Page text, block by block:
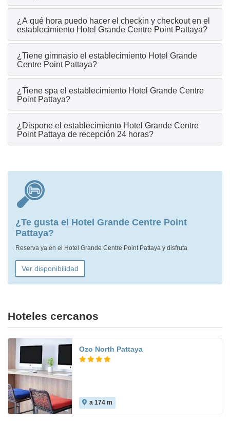
¿A qué hora puedo hacer el checkin y checkout en el
establecimiento Hotel Grande Centre Point Pattaya?
¿Tiene gimnasio el establecimiento Hotel Grande
Centre Point Pattaya?
¿Tiene spa el establecimiento Hotel Grande Centre
Point Pattaya?
¿Dispone el establecimiento Hotel Grande Centre
Point Pattaya de recepción 24 horas?
¿Te gusta el Hotel Grande Centre Point
Pattaya?
Reserva ya en el Hotel Grande Centre Point Pattaya y disfruta
Ver disponibilidad
Hoteles cercanos
Ozo North Pattaya
a 174 m